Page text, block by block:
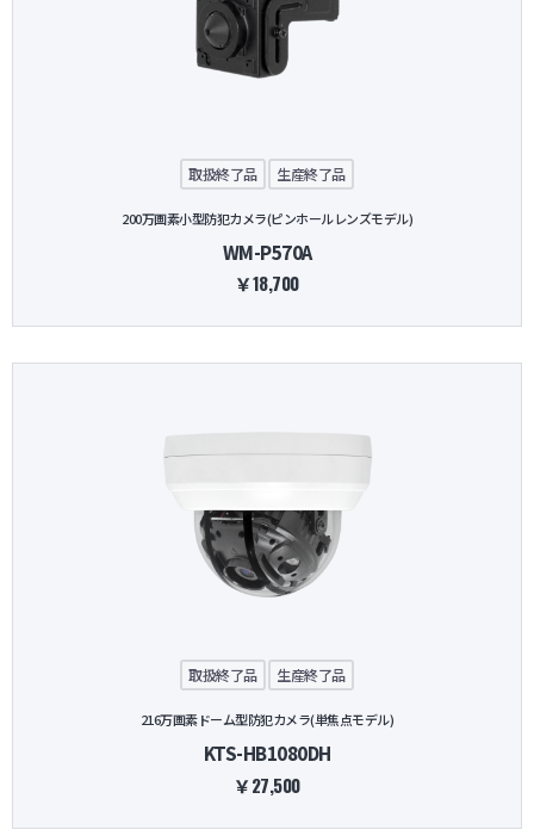
取扱終了品 生産終了品
200万画素小型防犯カメラ(ピンホールレンズモデル)
WM-P570A
￥18,700
取扱終了品 生産終了品
216万画素ドーム型防犯カメラ(単焦点モデル)
KTS-HB1080DH
￥27,500